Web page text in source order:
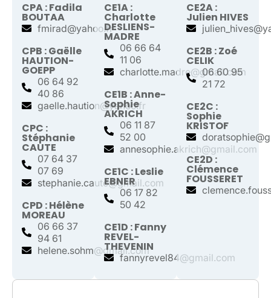
CPA : Fadila
BOUTAA
fmirad@yahoo.fr
CPB : Gaëlle
HAUTION-
GOEPP
06 64 92
40 86
gaelle.haution@yahoo.fr
CPC :
Stéphanie
CAUTE
07 64 37
07 69
stephanie.caute@gmail.com
CPD : Hélène
MOREAU
06 66 37
94 61
helene.sohm@gmail.com
CE1A :
Charlotte
DESLIENS-
MADRE
06 66 64
11 06
charlotte.madre@gmail.com
CE1B : Anne-
Sophie
AKRICH
06 11 87
52 00
annesophie.akrich@gmail.com
CE1C : Leslie
EBNER
06 17 82
50 42
CE1D : Fanny
REVEL-
THEVENIN
fannyrevel84@gmail.com
CE2A :
Julien HIVES
CE2B : Zoé
CELIK
06 60 95
21 72
CE2C :
Sophie
KRISTOF
CE2D :
Clémence
FOUSSERET